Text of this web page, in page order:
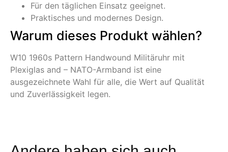
Für den täglichen Einsatz geeignet.
Praktisches und modernes Design.
Warum dieses Produkt wählen?
W10 1960s Pattern Handwound Militäruhr mit
Plexiglas and – NATO-Armband ist eine
ausgezeichnete Wahl für alle, die Wert auf Qualität
und Zuverlässigkeit legen.